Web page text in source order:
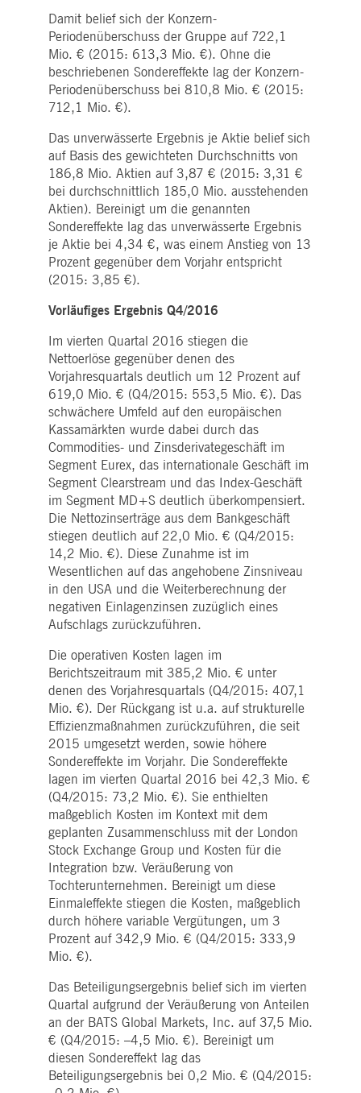
Damit belief sich der Konzern-
Periodenüberschuss der Gruppe auf 722,1
Mio. € (2015: 613,3 Mio. €). Ohne die
beschriebenen Sondereffekte lag der Konzern-
Periodenüberschuss bei 810,8 Mio. € (2015:
712,1 Mio. €).
Das unverwässerte Ergebnis je Aktie belief sich
auf Basis des gewichteten Durchschnitts von
186,8 Mio. Aktien auf 3,87 € (2015: 3,31 €
bei durchschnittlich 185,0 Mio. ausstehenden
Aktien). Bereinigt um die genannten
Sondereffekte lag das unverwässerte Ergebnis
je Aktie bei 4,34 €, was einem Anstieg von 13
Prozent gegenüber dem Vorjahr entspricht
(2015: 3,85 €).
Vorläufiges Ergebnis Q4/2016
Im vierten Quartal 2016 stiegen die
Nettoerlöse gegenüber denen des
Vorjahresquartals deutlich um 12 Prozent auf
619,0 Mio. € (Q4/2015: 553,5 Mio. €). Das
schwächere Umfeld auf den europäischen
Kassamärkten wurde dabei durch das
Commodities- und Zinsderivategeschäft im
Segment Eurex, das internationale Geschäft im
Segment Clearstream und das Index-Geschäft
im Segment MD+S deutlich überkompensiert.
Die Nettozinserträge aus dem Bankgeschäft
stiegen deutlich auf 22,0 Mio. € (Q4/2015:
14,2 Mio. €). Diese Zunahme ist im
Wesentlichen auf das angehobene Zinsniveau
in den USA und die Weiterberechnung der
negativen Einlagenzinsen zuzüglich eines
Aufschlags zurückzuführen.
Die operativen Kosten lagen im
Berichtszeitraum mit 385,2 Mio. € unter
denen des Vorjahresquartals (Q4/2015: 407,1
Mio. €). Der Rückgang ist u.a. auf strukturelle
Effizienzmaßnahmen zurückzuführen, die seit
2015 umgesetzt werden, sowie höhere
Sondereffekte im Vorjahr. Die Sondereffekte
lagen im vierten Quartal 2016 bei 42,3 Mio. €
(Q4/2015: 73,2 Mio. €). Sie enthielten
maßgeblich Kosten im Kontext mit dem
geplanten Zusammenschluss mit der London
Stock Exchange Group und Kosten für die
Integration bzw. Veräußerung von
Tochterunternehmen. Bereinigt um diese
Einmaleffekte stiegen die Kosten, maßgeblich
durch höhere variable Vergütungen, um 3
Prozent auf 342,9 Mio. € (Q4/2015: 333,9
Mio. €).
Das Beteiligungsergebnis belief sich im vierten
Quartal aufgrund der Veräußerung von Anteilen
an der BATS Global Markets, Inc. auf 37,5 Mio.
€ (Q4/2015: –4,5 Mio. €). Bereinigt um
diesen Sondereffekt lag das
Beteiligungsergebnis bei 0,2 Mio. € (Q4/2015: